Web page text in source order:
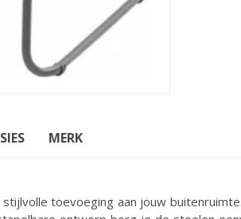
MERK
toevoeging aan jouw